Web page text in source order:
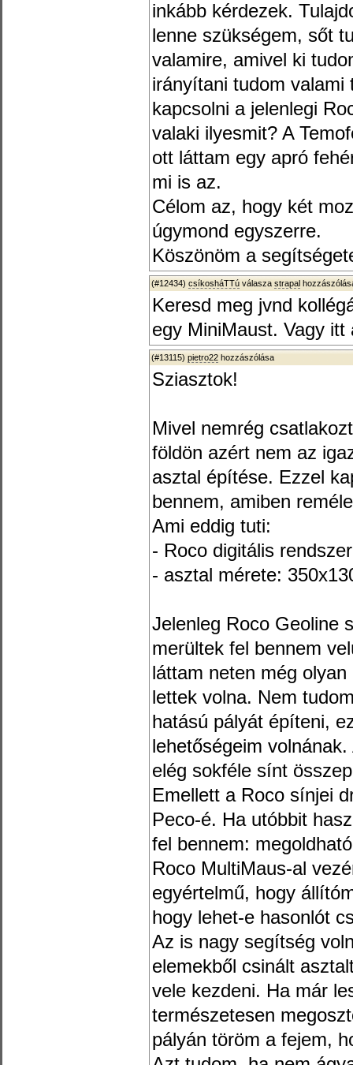
inkább kérdezek.
lenne szükségem, sőt
valamire, amivel ki
irányítani tudom valami
kapcsolni a jelenlegi
valaki ilyesmit? A
ott láttam egy apró
mi is az.
Célom az, hogy két
úgymond egyszerre.
Köszönöm a
(#12434) csíkosháTTú válasza strapal
Keresd meg jvnd
egy MiniMaust. Vagy
(#13115) pietro22 hozzászólása
Sziasztok!
Mivel nemrég
földön azért nem az
asztal építése. Ezzel
bennem, amiben
Ami eddig tuti:
- Roco digitális rendszer
- asztal mérete:
Jelenleg Roco Geoline
merültek fel bennem
láttam neten még
lettek volna. Nem
hatású pályát építeni,
lehetőségeim
elég sokféle sínt
Emellett a Roco sínjei
Peco-é. Ha utóbbit
fel bennem:
Roco MultiMaus-al
egyértelmű, hogy
hogy lehet-e hasonlót
Az is nagy segítség
elemekből csinált
vele kezdeni. Ha már
természetesen
pályán töröm a fejem,